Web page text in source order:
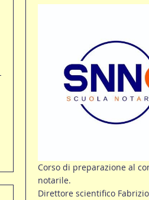
Corso di preparazione al
notarile.
Direttore scientifico